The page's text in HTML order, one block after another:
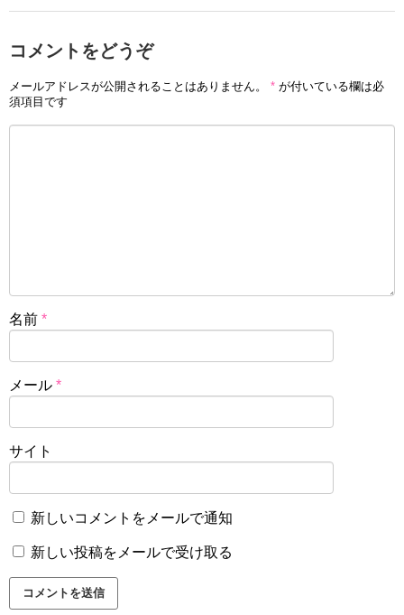
コメントをどうぞ
メールアドレスが公開されることはありません。 * が付いている欄は必
須項目です
名前 *
メール *
サイト
新しいコメントをメールで通知
新しい投稿をメールで受け取る